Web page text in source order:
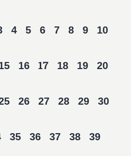
4 5 6 7 8 9 10
16 17 18 19 20
26 27 28 29 30
35 36 37 38 39